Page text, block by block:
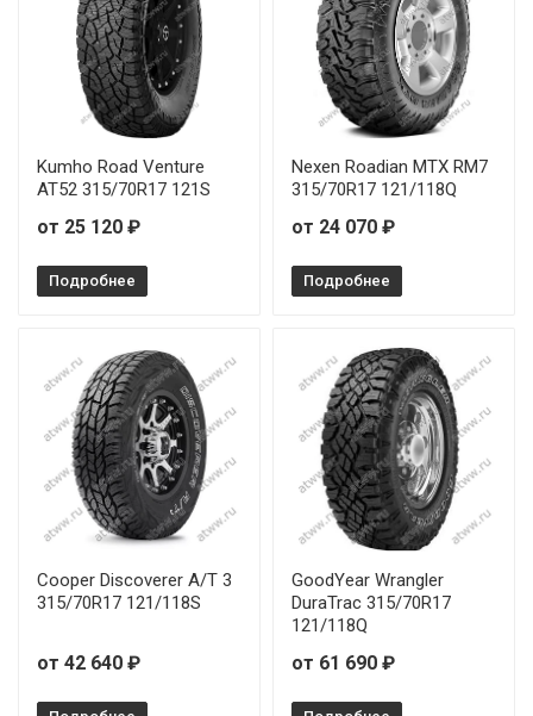
Kumho Road Venture
AT52 315/70R17 121S
от 25 120 ₽
Подробнее
Nexen Roadian MTX RM7
315/70R17 121/118Q
от 24 070 ₽
Подробнее
Cooper Discoverer A/T 3
315/70R17 121/118S
от 42 640 ₽
GoodYear Wrangler
DuraTrac 315/70R17
121/118Q
от 61 690 ₽